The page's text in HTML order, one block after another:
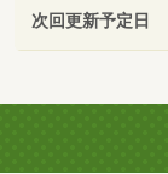
次回更新予定日